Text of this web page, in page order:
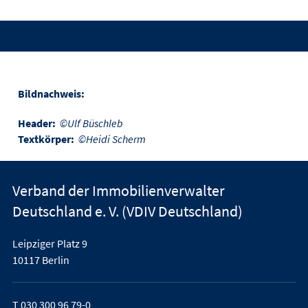
Bildnachweis:
Header: ©Ulf Büschleb
Textkörper: ©Heidi Scherm
Verband der Immobilienverwalter
Deutschland e. V. (VDIV Deutschland)
Leipziger Platz 9
10117 Berlin
T030 300 96 79-0